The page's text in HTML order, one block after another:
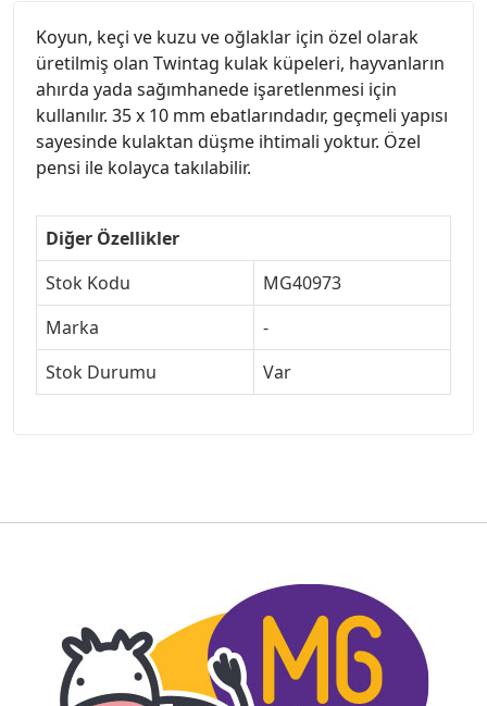
Koyun, keçi ve kuzu ve oğlaklar için özel olarak
üretilmiş olan Twintag kulak küpeleri, hayvanların
ahırda yada sağımhanede işaretlenmesi için
kullanılır. 35 x 10 mm ebatlarındadır, geçmeli yapısı
sayesinde kulaktan düşme ihtimali yoktur. Özel
pensi ile kolayca takılabilir.
Diğer Özellikler
Stok Kodu
MG40973
Marka
-
Stok Durumu
Var